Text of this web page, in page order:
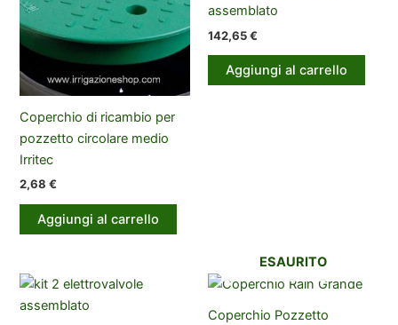
Coperchio di ricambio per
pozzetto circolare medio
Irritec
2,68€
Aggiungi al carrello
assemblato
142,65€
Aggiungi al carrello
ESAURITO
Coperchio Pozzetto